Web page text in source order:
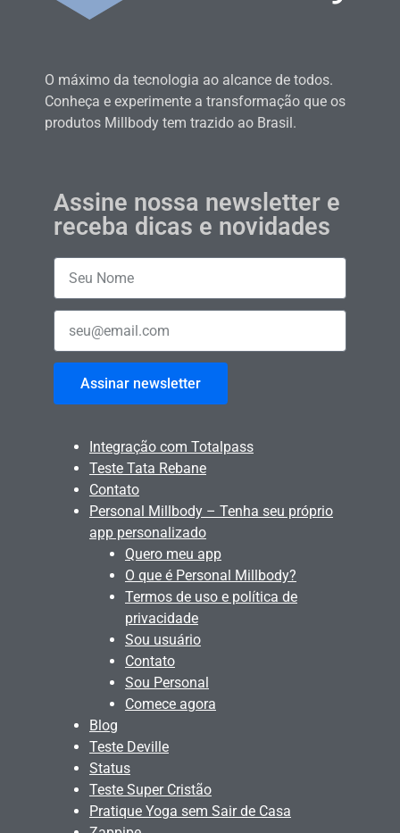
O máximo da tecnologia ao alcance de todos.
Conheça e experimente a transformação que os
produtos Millbody tem trazido ao Brasil.
Assine nossa newsletter e
receba dicas e novidades
Assinar newsletter
Integração com Totalpass
Teste Tata Rebane
Contato
Personal Millbody – Tenha seu próprio
app personalizado
Quero meu app
O que é Personal Millbody?
Termos de uso e política de
privacidade
Sou usuário
Contato
Sou Personal
Comece agora
Blog
Teste Deville
Status
Teste Super Cristão
Pratique Yoga sem Sair de Casa